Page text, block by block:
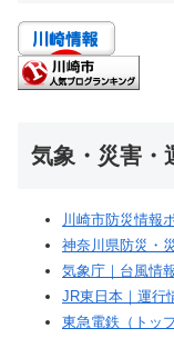
気象・災害・
川崎市防災情報
神奈川県防災・
気象庁｜台風情
JR東日本｜運行
東急電鉄（トッ